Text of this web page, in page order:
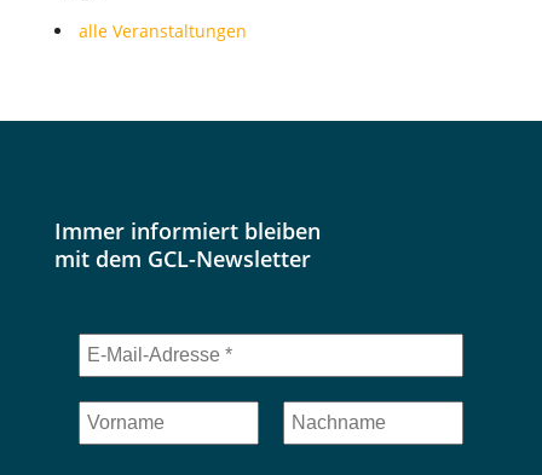
alle Veranstaltungen
Immer informiert bleiben
mit dem GCL-Newsletter